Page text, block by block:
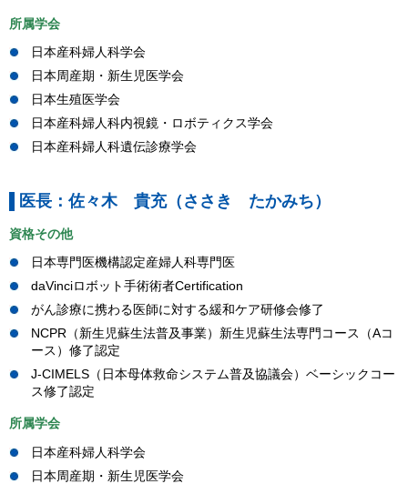
所属学会
日本産科婦人科学会
日本周産期・新生児医学会
日本生殖医学会
日本産科婦人科内視鏡・ロボティクス学会
日本産科婦人科遺伝診療学会
医長：佐々木 貴充（ささき たかみち）
資格その他
日本専門医機構認定産婦人科専門医
daVinciロボット手術術者Certification
がん診療に携わる医師に対する緩和ケア研修会修了
NCPR（新生児蘇生法普及事業）新生児蘇生法専門コース（Aコ
ース）修了認定
J-CIMELS（日本母体救命システム普及協議会）ベーシックコー
ス修了認定
所属学会
日本産科婦人科学会
日本周産期・新生児医学会